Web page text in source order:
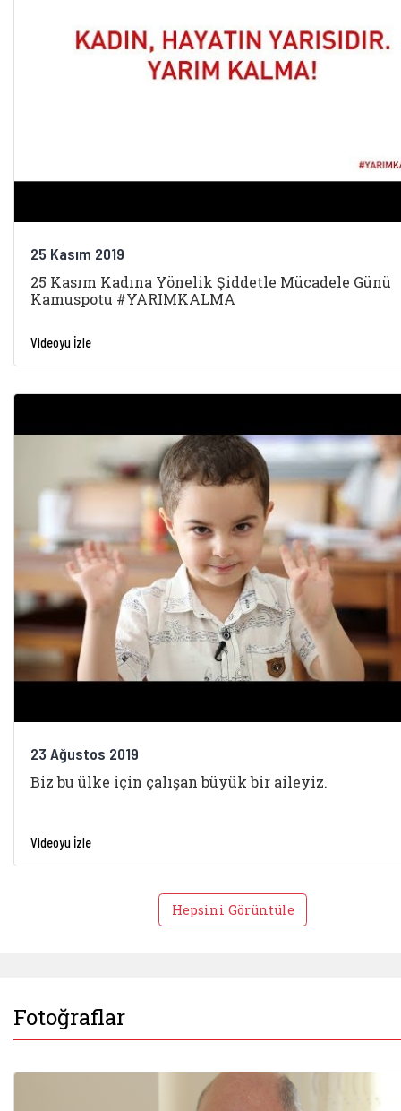
25 Kasım 2019
25 Kasım Kadına Yönelik Şiddetle Mücadele Günü
Kamuspotu #YARIMKALMA
Videoyu İzle
23 Ağustos 2019
Biz bu ülke için çalışan büyük bir aileyiz.
Videoyu İzle
Hepsini Görüntüle
Fotoğraflar